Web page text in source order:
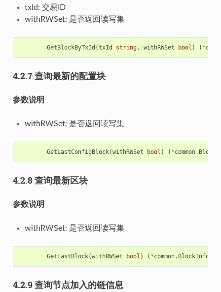
txId: 交易ID
withRWSet: 是否返回读写集
GetBlockByTxId (txId string, withRWSet bool ) ( *
4.2.7 查询最新的配置块
参数说明
withRWSet: 是否返回读写集
GetLastConfigBlock(withRWSet bool ) ( *common.
4.2.8 查询最新区块
参数说明
withRWSet: 是否返回读写集
GetLastBlock(withRWSet bool ) ( *common. BlockInfo
4.2.9 查询节点加入的链信息